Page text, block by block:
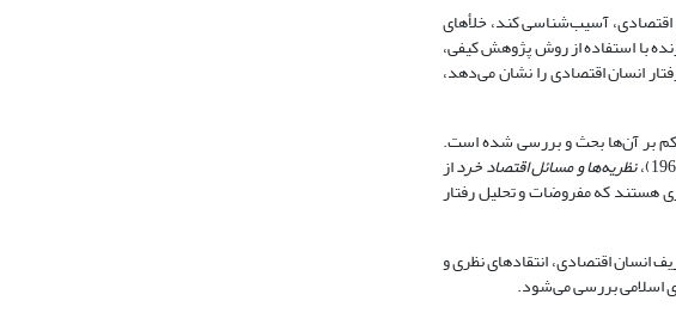
آسیب‌شناسی کند، خلأهای
با استفاده از روش پژوهش کیفی،
انسان اقتصادی را نشان می‌دهد،
بر آن‌ها بحث و بررسی شده است.
نظریه‌ها و مسائل اقتصاد خرداز
آثاری هستند که مفروضات و تحلیل رفتار
انسان اقتصادی، انتقادهای نظری و
اسلامی بررسی می‌شود.